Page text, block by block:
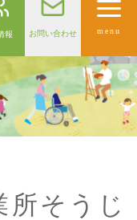
報 お問い合わせ menu
所そうじ